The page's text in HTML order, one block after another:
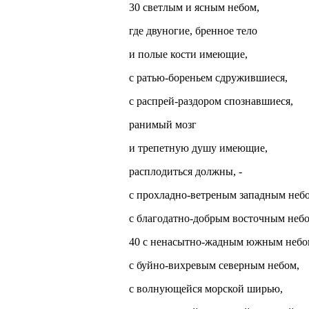
30 светлым и ясным небом,
где двуногие, бренное тело
и полые кости имеющие,
с ратью-бореньем сдружившиеся,
с распрей-раздором спознавшиеся,
ранимый мозг
и трепетную душу имеющие,
расплодиться должны, -
с прохладно-ветреным западным
с благодатно-добрым восточным
40 с ненасытно-жадным южным
с буйно-вихревым северным небом,
с волнующейся морской ширью,